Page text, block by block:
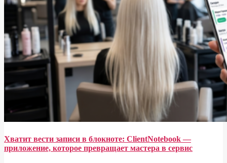
Хватит вести записи в блокноте: ClientNotebook —
приложение, которое превращает мастера в сервис